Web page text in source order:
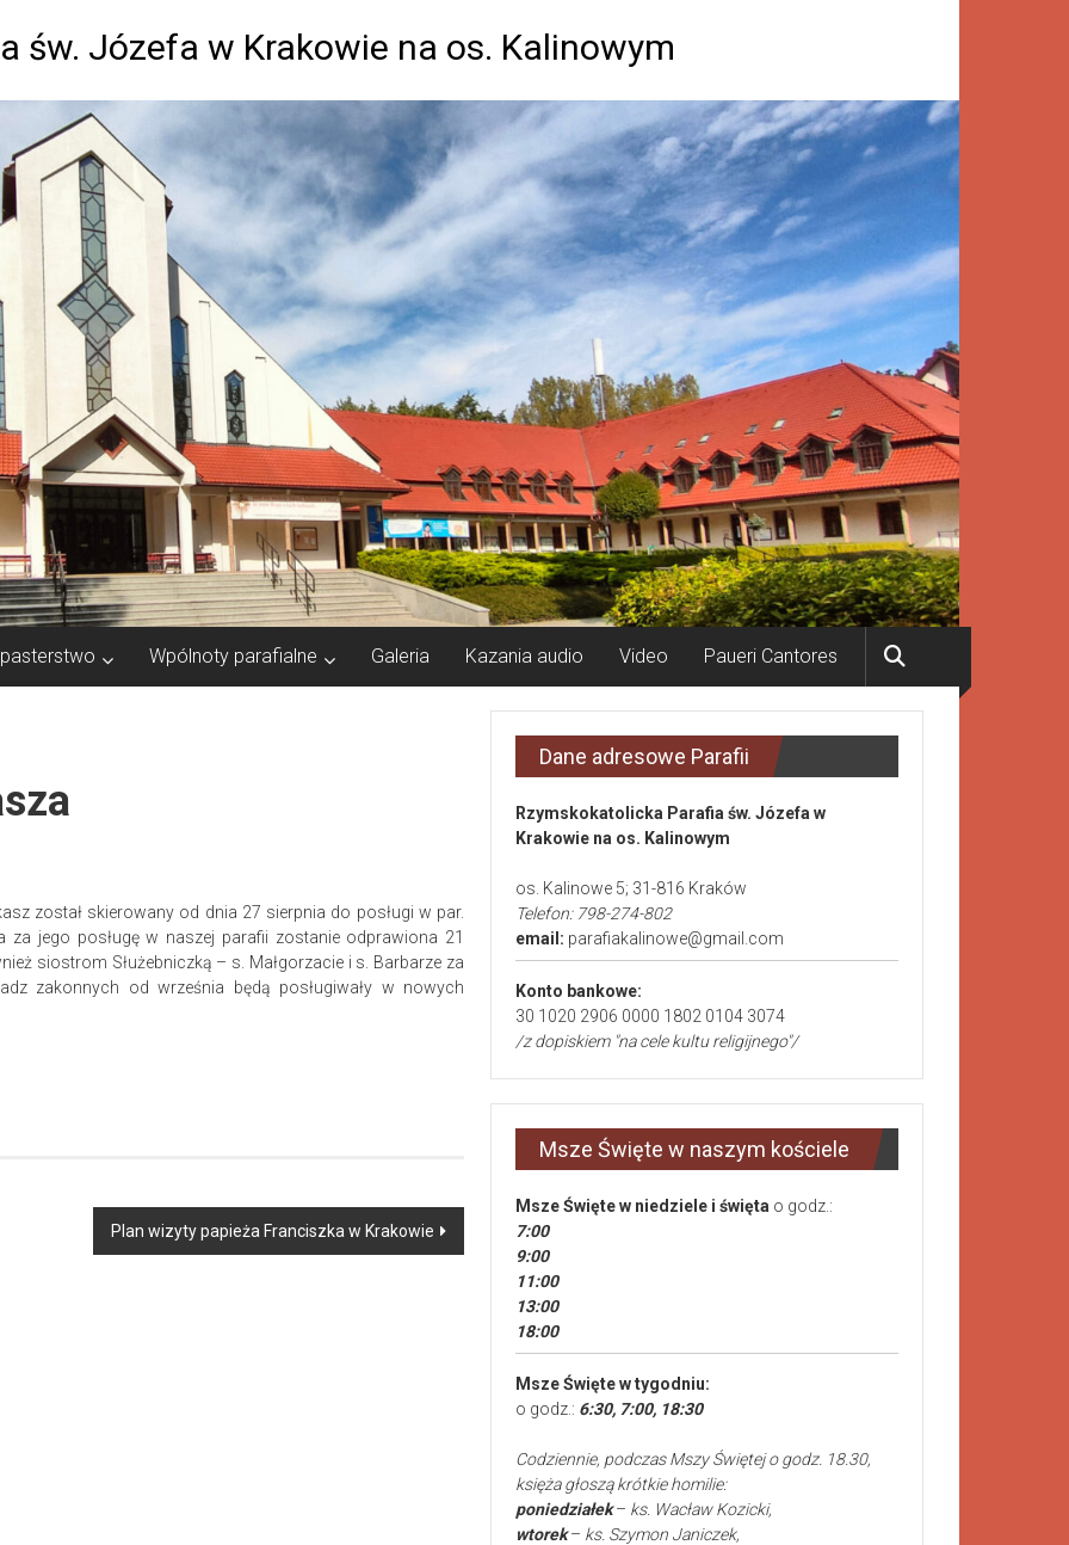
św. Józefa w Krakowie na os. Kalinowym
Wpólnoty parafialne Galeria Kazania audio Video Paueri Cantores
został skierowany od dnia 27 sierpnia do posługi w par.
jego posługę w naszej parafii zostanie odprawiona 21
siostrom Służebniczką – s. Małgorzacie i s. Barbarze za
zakonnych od września będą posługiwały w nowych
Plan wizyty papieża Franciszka w Krakowie
Dane adresowe Parafii
Rzymskokatolicka Parafia św. Józefa w
Krakowie na os. Kalinowym
os. Kalinowe 5; 31-816 Kraków
Telefon: 798-274-802
email: parafiakalinowe@gmail.com
Konto bankowe:
30 1020 2906 0000 1802 0104 3074
/z dopiskiem "na cele kultu religijnego"/
Msze Święte w naszym kościele
Msze Świętew niedziele i święta o godz.:
7:00
9:00
11:00
13:00
18:00
Msze Święte w tygodniu:
o godz.: 6:30, 7:00, 18:30
Codziennie, podczas Mszy Świętej o godz. 18.30,
księża głoszą krótkie homilie:
poniedziałek– ks. Wacław Kozicki,
wtorek– ks. Szymon Janiczek,